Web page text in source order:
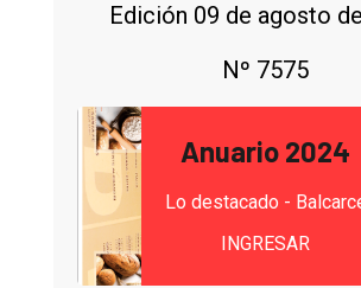
Edición 09 de agosto
Nº 7575
Anuario 2024
Lo destacado -
INGRESAR